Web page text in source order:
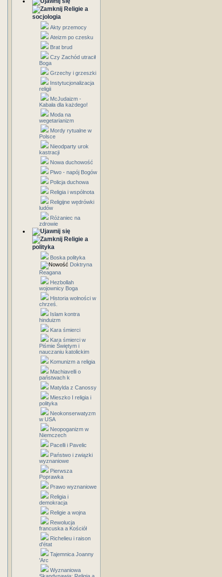
Religie a
socjologia
Akty przemocy
Ateizm po czesku
Brat brud
Czy Zachód utracił
Boga
Grzechy i grzeszki
Instytucjonalizacja
religii
McJudaizm -
Kabała dla każdego!
Moda na
wegetarianizm
Mordy rytualne w
Polsce
Nieodparty urok
kastracji
Nowa duchowość
Piwo - napój Bogów
Policja duchowa
Religia i wspólnota
Religijne wędrówki
ludów
Różaniec na
zdrowie
Religie a
polityka
Boska polityka
Doktryna
Reagana
Hezbollah
wojownicy Boga
Historia wolności w
chrześ.
Islam kontra
hinduizm
Kara śmierci
Kara śmierci w
Piśmie Świętym i
nauczaniu katolickim
Komunizm a religia
Machiavelli o
państwach k
Matylda z Canossy
Mieszko I religia i
polityka
Neokonserwatyzm
w USA
Neopoganizm w
Niemczech
Pacelli i Pavelic
Państwo i związki
wyznaniowe
Pierwsza
Poprawka
Prawo wyznaniowe
Religia i
demokracja
Religie a wojna
Rewolucja
francuska a Kościół
Richelieu i raison
d'état
Tajemnica Joanny
'Arc
Wyznaniowa